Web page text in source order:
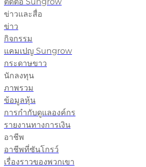
ข่าวและสื่อ
ข่าว
กิจกรรม
แคมเปญ Sungrow
กระดาษขาว
นักลงทุน
ภาพรวม
ข้อมูลหุ้น
การกำกับดูแลองค์กร
รายงานทางการเงิน
อาชีพ
อาชีพที่ซันโกรว์
เรื่องราวของพวกเขา